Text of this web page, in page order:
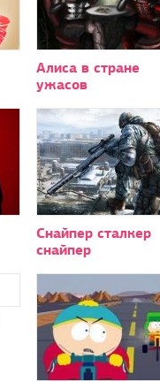
Алиса в стране
ужасов
Снайпер сталкер
снайпер